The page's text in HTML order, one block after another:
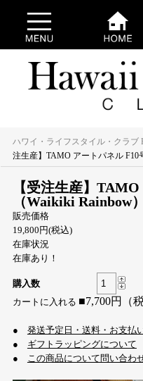
ハワイ・ライフスタイル・クラブ
注生産】TAMO アートパネル F10
【受注生産】
（Waikiki Rainbow）
販売価格
19,800円(税込)
在庫状況
在庫あり！
購入数
■7,700円（
● 発送予定日・送料・お支払
● ギフトラッピングについて
●
この商品について問い合わ